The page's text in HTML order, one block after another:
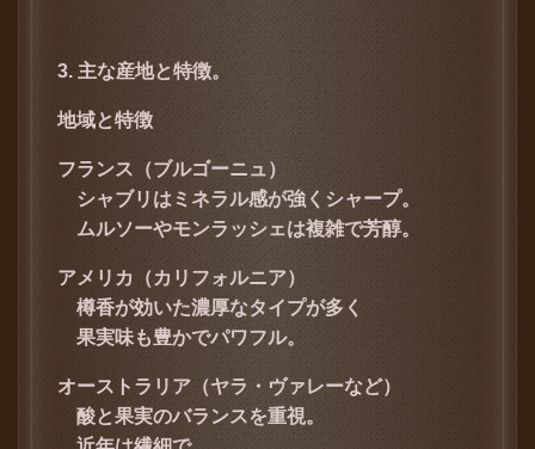
3. 主な産地と特徴。
地域と特徴
フランス（ブルゴーニュ）
シャブリはミネラル感が強くシャープ。
ムルソーやモンラッシェは複雑で芳醇。
アメリカ（カリフォルニア）
樽香が効いた濃厚なタイプが多く
果実味も豊かでパワフル。
オーストラリア（ヤラ・ヴァレーなど）
酸と果実のバランスを重視。